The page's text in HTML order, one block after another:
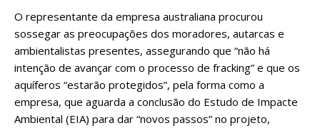
O representante da empresa australiana procurou
sossegar as preocupações dos moradores, autarcas e
ambientalistas presentes, assegurando que “não há
intenção de avançar com o processo de fracking” e que os
aquíferos “estarão protegidos”, pela forma como a
empresa, que aguarda a conclusão do Estudo de Impacte
Ambiental (EIA) para dar “novos passos” no projeto,